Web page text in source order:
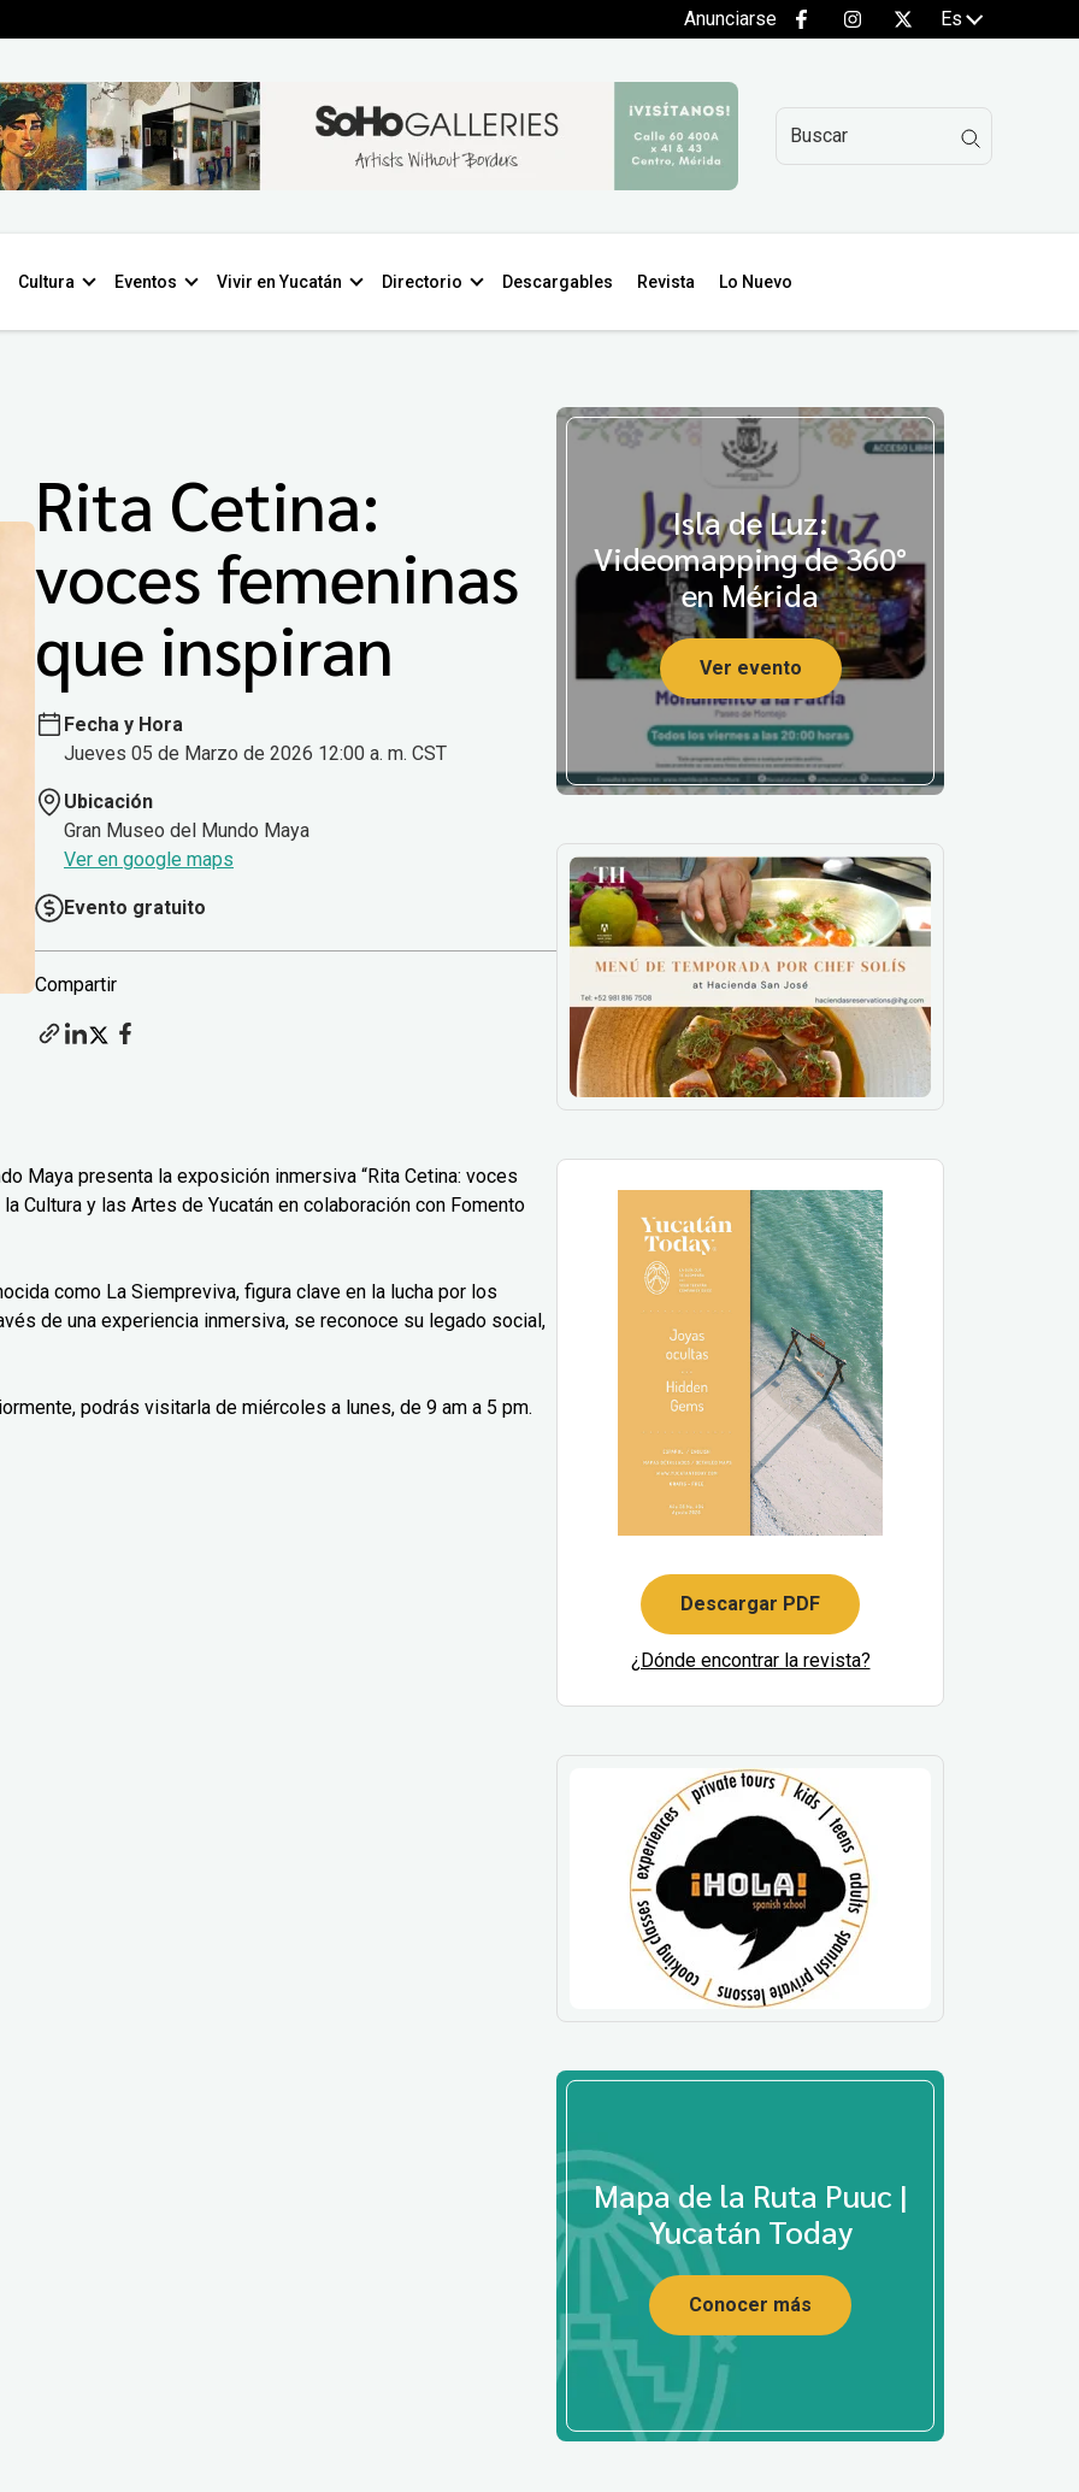
Anunciarse Es
Cultura Eventos Vivir en Yucatán Directorio Descargables Revista Lo Nuevo
Rita Cetina:
voces femeninas
que inspiran
Fecha y Hora
Jueves 05 de Marzo de 2026 12:00 a. m. CST
Ubicación
Gran Museo del Mundo Maya
Ver en google maps
Evento gratuito
Compartir
Maya presenta la exposición inmersiva “Rita Cetina: voces
Cultura y las Artes de Yucatán en colaboración con Fomento
como La Siempreviva, figura clave en la lucha por los
de una experiencia inmersiva, se reconoce su legado social,
podrás visitarla de miércoles a lunes, de 9 am a 5 pm.
Isla de Luz:
Videomapping de 360°
en Mérida
Ver evento
Descargar PDF
¿Dónde encontrar la revista?
Mapa de la Ruta Puuc |
Yucatán Today
Conocer más